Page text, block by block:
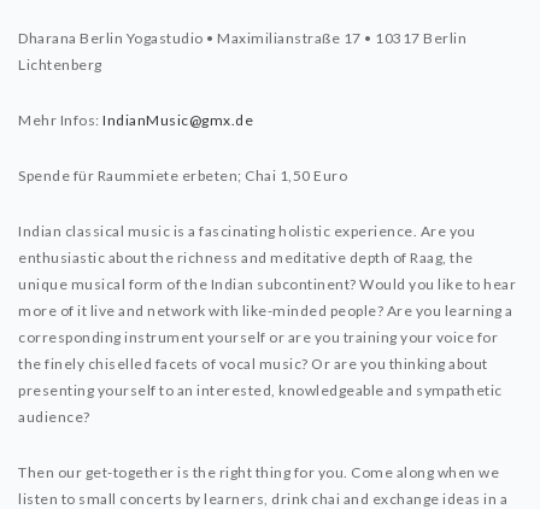
Dharana Berlin Yogastudio • Maximilianstraße 17 • 10317 Berlin
Lichtenberg
Mehr Infos: IndianMusic@gmx.de
Spende für Raummiete erbeten; Chai 1,50 Euro
Indian classical music is a fascinating holistic experience. Are you
enthusiastic about the richness and meditative depth of Raag, the
unique musical form of the Indian subcontinent? Would you like to hear
more of it live and network with like-minded people? Are you learning a
corresponding instrument yourself or are you training your voice for
the finely chiselled facets of vocal music? Or are you thinking about
presenting yourself to an interested, knowledgeable and sympathetic
audience?
Then our get-together is the right thing for you. Come along when we
listen to small concerts by learners, drink chai and exchange ideas in a